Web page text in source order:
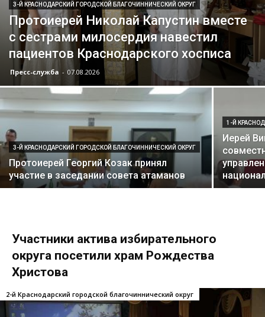
3-Й КРАСНОДАРСКИЙ ГОРОДСКОЙ БЛАГОЧИННИЧЕСКИЙ ОКРУГ
Протоиерей Николай Капустин вместе
с сестрами милосердия навестил
пациентов Краснодарского хосписа
Пресс-служба - 07.08.2026
3-Й КРАСНОДАРСКИЙ ГОРОДСКОЙ БЛАГОЧИННИЧЕСКИЙ ОКРУГ
Протоиерей Георгий Козак принял
участие в заседании совета атаманов
1-Й
Иерей
Участники актива избирательного
округа посетили храм Рождества
Христова
2-й Краснодарский городской благочиннический округ